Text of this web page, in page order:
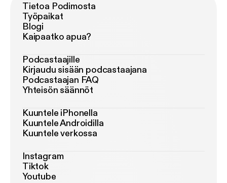
Tietoa Podimosta
Työpaikat
Blogi
Kaipaatko apua?
Podcastaajille
Kirjaudu sisään podcastaajana
Podcastaajan FAQ
Yhteisön säännöt
Kuuntele iPhonella
Kuuntele Androidilla
Kuuntele verkossa
Instagram
Tiktok
Youtube